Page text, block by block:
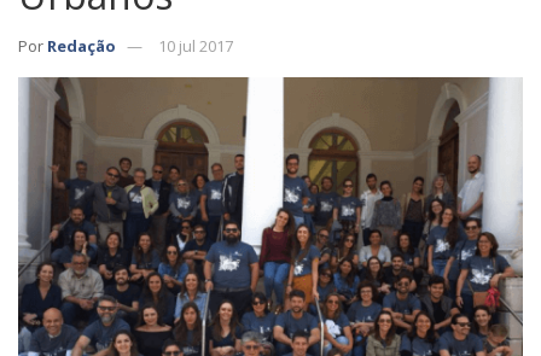
Por Redação 10 jul 2017